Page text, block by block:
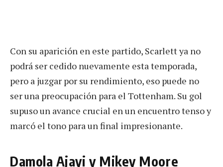
Con su aparición en este partido, Scarlett ya no
podrá ser cedido nuevamente esta temporada,
pero a juzgar por su rendimiento, eso puede no
ser una preocupación para el Tottenham. Su gol
supuso un avance crucial en un encuentro tenso y
marcó el tono para un final impresionante.
Damola Ajayi y Mikey Moore